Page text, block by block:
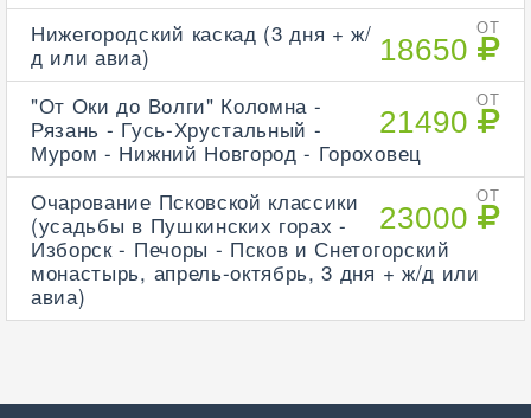
ОТ
18650
Нижегородский каскад (3 дня + ж/
д или авиа)
ОТ
21490
"От Оки до Волги" Коломна -
Рязань - Гусь-Хрустальный -
Муром - Нижний Новгород - Гороховец
ОТ
23000
Очарование Псковской классики
(усадьбы в Пушкинских горах -
Изборск - Печоры - Псков и Снетогорский
монастырь, апрель-октябрь, 3 дня + ж/д или
авиа)